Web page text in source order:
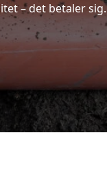
– det betaler sig.